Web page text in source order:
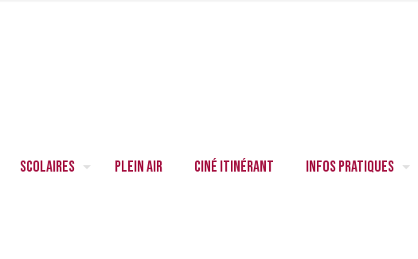
Scolaires Plein air Ciné itinérant Infos pratiques